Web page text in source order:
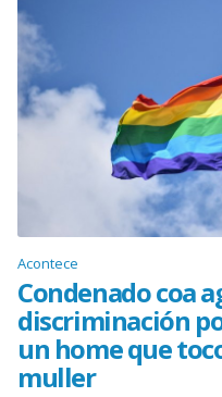
Acontece
Condenado coa
discriminación
un home que
muller